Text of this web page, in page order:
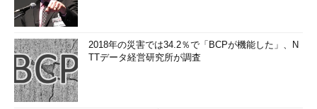
2018年の災害では34.2％で「BCPが機能した」、N
TTデータ経営研究所が調査